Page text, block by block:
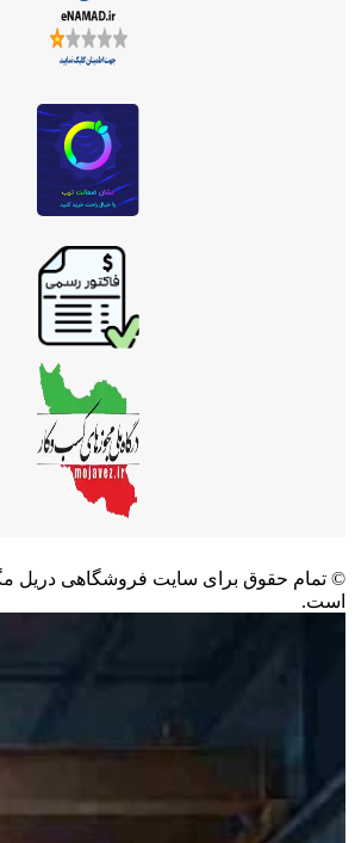
©️ تمام حقوق برای سایت فروشگاهی دریل
است.